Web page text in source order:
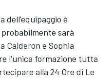
dell'equipaggio è
sarà
Calderon e Sophia
l'unica formazione tutta
alla 24 Ore di Le